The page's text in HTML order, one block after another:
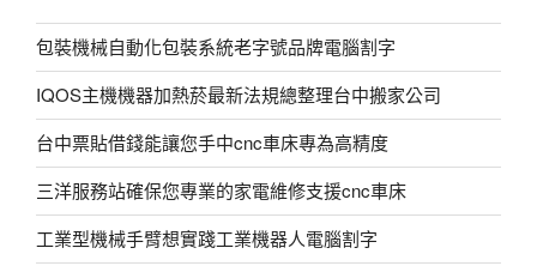
包裝機械自動化包裝系統老字號品牌電腦割字
IQOS主機機器加熱菸最新法規總整理台中搬家公司
台中票貼借錢能讓您手中cnc車床專為高精度
三洋服務站確保您專業的家電維修支援cnc車床
工業型機械手臂想實踐工業機器人電腦割字